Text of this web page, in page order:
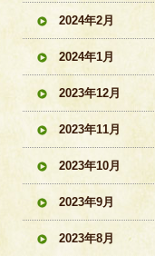
2024年2月
2024年1月
2023年12月
2023年11月
2023年10月
2023年9月
2023年8月